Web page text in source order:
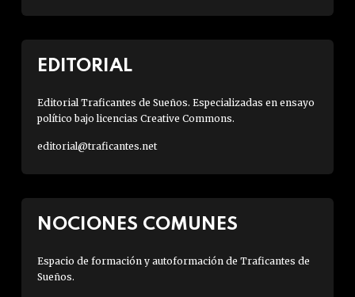
EDITORIAL
Editorial Traficantes de Sueños. Especializadas en ensayo
político bajo licencias Creative Commons.
editorial@traficantes.net
NOCIONES COMUNES
Espacio de formación y autoformación de Traficantes de
Sueños.